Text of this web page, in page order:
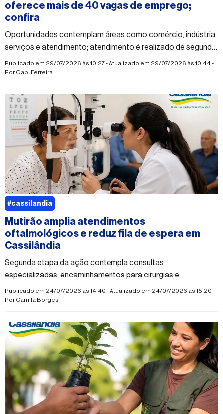
oferece mais de 40 vagas de emprego;
confira
Oportunidades contemplam áreas como comércio, indústria,
serviços e atendimento; atendimento é realizado de segunda
a sexta-feira
Publicado em 29/07/2026 às 10:27 - Atualizado em 29/07/2026 às 10:44 -
PorGabi Ferreira
Mutirão amplia atendimentos
oftalmológicos e reduz fila de espera em
Cassilândia
Segunda etapa da ação contempla consultas
especializadas, encaminhamentos para cirurgias e
procedimentos voltados à saúde ocular
Publicado em 24/07/2026 às 14:40 - Atualizado em 24/07/2026 às 15:20 -
PorCamila Borges
#cassilandia